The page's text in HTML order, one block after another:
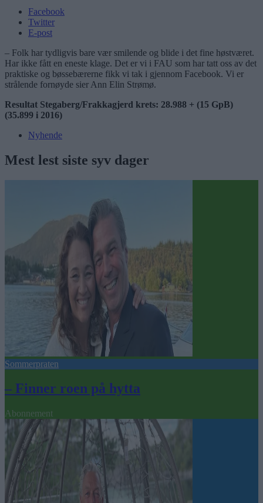
Facebook
Twitter
E-post
– Folk har tydligvis bare vær smilende og blide i det fine høstværet.
Har ikke fått en eneste klage. Det er vi i FAU som har tatt oss av det
praktiske og bøssebærerne fikk vi tak i gjennom Facebook. Vi er
strålende fornøyde sier Ann Elin Strømø.
Resultat Stegaberg/Frakkagjerd krets: 28.988 + (15 GpB)
(35.899 i 2016)
Nyhende
Mest lest siste syv dager
Sommerpraten
– Finner roen på hytta
Abonnement